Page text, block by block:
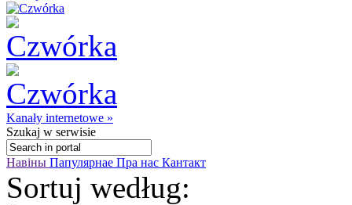
Kanały internetowe »
Szukaj w serwisie
Навіны Папулярнае Пра нас Кантакт
Sortuj według: